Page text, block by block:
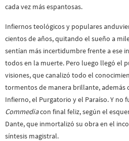
cada vez más espantosas.
Infiernos teológicos y populares
cientos de años, quitando el sueño a
sentían más incertidumbre frente a ese
todos en la muerte. Pero luego llegó el
visiones, que canalizó todo el
tormentos de manera brillante, además
Infierno, el Purgatorio y el Paraíso. Y no
Commediacon final feliz, según el
Dante, que inmortalizó su obra en el
síntesis magistral.